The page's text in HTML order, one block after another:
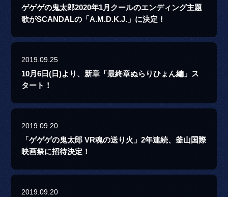
ゲゲゲの鬼太郎2020年1月クールのエンディング主題
歌がSCANDALの「A.M.D.K.J.」に決定！
2019.09.25
10月6日(日)より、新章「最終章ぬらりひょん編」ス
タート！
2019.09.20
「ゲゲゲの鬼太郎 VR魂の送り火」2年連続、釜山国際
映画祭に招待決定！
2019.09.20